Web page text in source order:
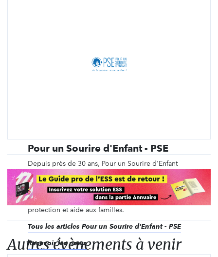
Pour un Sourire d'Enfant - PSE
Depuis près de 30 ans, Pour un Sourire d'Enfant
(PSE) agit en faveur des enfants les plus pauvres du
Cambodge pour les mener de la misère à un
métier, à travers 6 programmes : éducation /
scolarisation, formation à un métier, nutrition, soins,
protection et aide aux familles.
Tous les articles Pour un Sourire d'Enfant - PSE
Recevoir les news
Autres évènements à venir